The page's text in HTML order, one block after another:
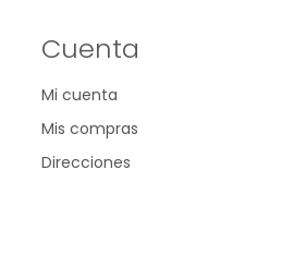
Cuenta
Mi cuenta
Mis compras
Direcciones